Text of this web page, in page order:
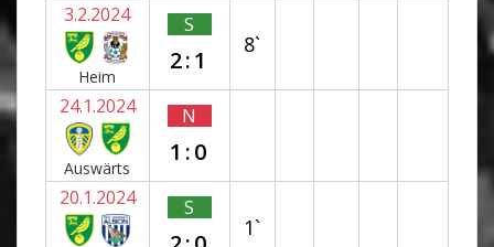
3.2.2024
Heim
S
2:1
8`
24.1.2024
Auswärts
N
1:0
20.1.2024 S
1`